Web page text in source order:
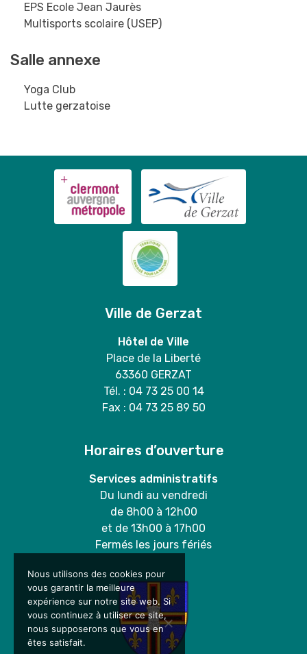
EPS Ecole Jean Jaurès
Multisports scolaire (USEP)
Salle annexe
Yoga Club
Lutte gerzatoise
Ville de Gerzat
Hôtel de Ville
Place de la Liberté
63360 GERZAT
Tél. : 04 73 25 00 14
Fax : 04 73 25 89 50
Horaires d’ouverture
Services administratifs
Du lundi au vendredi
de 8h00 à 12h00
et de 13h00 à 17h00
Fermés les jours fériés
Nous utilisons des cookies pour
vous garantir la meilleure
expérience sur notre site web. Si
vous continuez à utiliser ce site,
nous supposerons que vous en
êtes satisfait.